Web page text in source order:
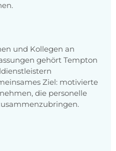
und Kollegen an
gehört Tempton
Ziel: motivierte
die personelle